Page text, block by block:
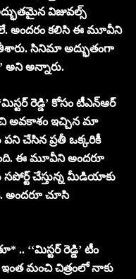
విజువల్స్
అందరం కలిసి ఈ మూవీని
సినిమా అద్భుతంగా
అని అన్నారు.
రెడ్డి’ కోసం టీఎన్‌ఆర్
అవకాశం ఇచ్చిన మా
చేసిన ప్రతీ ఒక్కరికీ
ఈ మూవీని అందరూ
చేస్తున్న మీడియాకు
అందరూ చూసి
‘‘మిస్టర్ రెడ్డి’ టీం
మంచి చిత్రంలో నాకు